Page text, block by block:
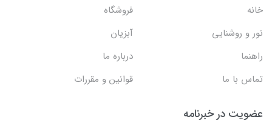
خانه
فروشگاه
نور و روشنایی
آبزیان
راهنما
درباره ما
تماس با ما
قوانین و مقررات
عضویت در خبرنامه